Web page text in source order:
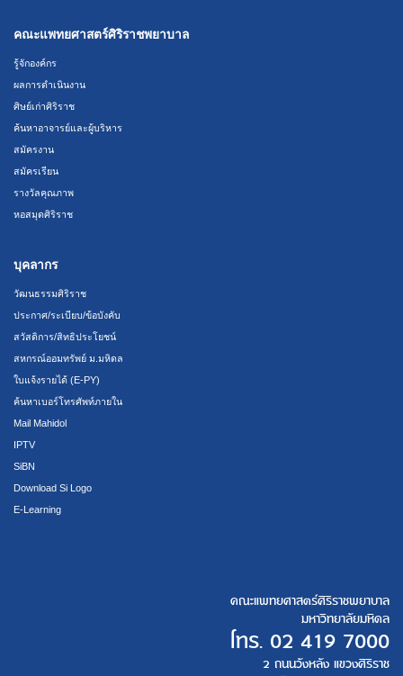
คณะแพทยศาสตร์ศิริราชพยาบาล
รู้จักองค์กร
ผลการดำเนินงาน
ศิษย์เก่าศิริราช
ค้นหาอาจารย์และผู้บริหาร
สมัครงาน
สมัครเรียน
รางวัลคุณภาพ
หอสมุดศิริราช
บุคลากร
วัฒนธรรมศิริราช
ประกาศ/ระเบียบ/ข้อบังคับ
สวัสดิการ/สิทธิประโยชน์
สหกรณ์ออมทรัพย์ ม.มหิดล
ใบแจ้งรายได้ (E-PY)
ค้นหาเบอร์โทรศัพท์ภายใน
Mail Mahidol
IPTV
SiBN
Download Si Logo
E-Learning
คณะแพทยศาสตร์ศิริราชพยาบาล
มหาวิทยาลัยมหิดล
โทร. 02 419 7000
2 ถนนวังหลัง แขวงศิริราช